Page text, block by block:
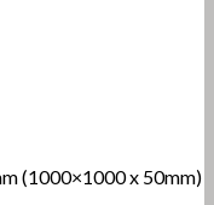
(1000×1000 x 50mm)